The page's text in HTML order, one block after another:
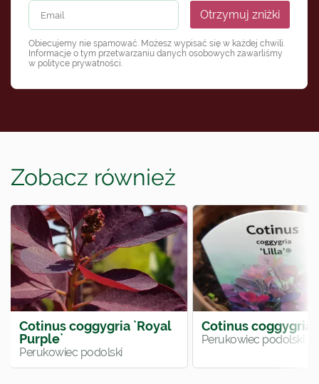
Otrzymuj zniżki
Obiecujemy nie spamować. Możesz wypisać się w każdej chwili.
Informacje o tym przetwarzaniu danych osobowych zawarliśmy
w polityce prywatności
Zobacz również
Cotinus coggygria `Royal
Purple`
Perukowiec podolski
Cotinus coggygria
Perukowiec podolski